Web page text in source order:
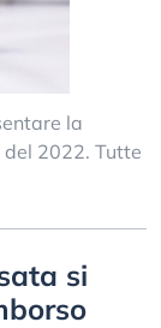
la
2022. Tutte
si